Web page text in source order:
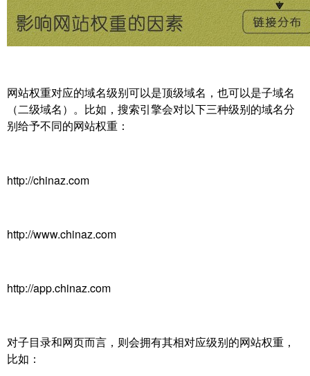
网站权重对应的域名级别可以是顶级域名，也可以是子域名
（二级域名）。比如，搜索引擎会对以下三种级别的域名分
别给予不同的网站权重：
http://chinaz.com
http://www.chinaz.com
http://app.chinaz.com
对子目录和网页而言，则会拥有其相对应级别的网站权重，
比如：